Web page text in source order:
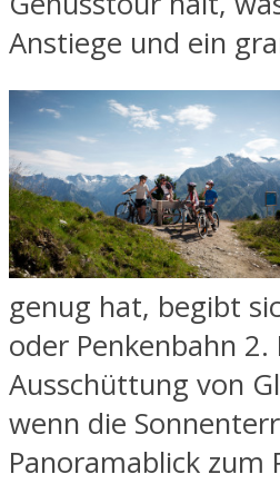
Anstiege und ein
genug hat, begibt
oder Penkenbahn
Ausschüttung von
wenn die
Panoramablick zum